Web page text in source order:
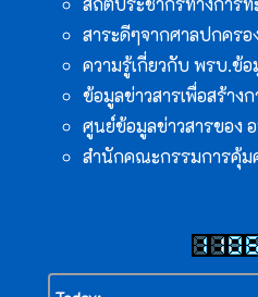
สาระดีๆจากศาลปกครอ
ความรู้เกี่ยวกับ พรบ.ข้อ
ข้อมูลข่าวสารเพื่อสร้าง
ศูนย์ข้อมูลข่าวสารของ
สำนักคณะกรรมการคุ้ม